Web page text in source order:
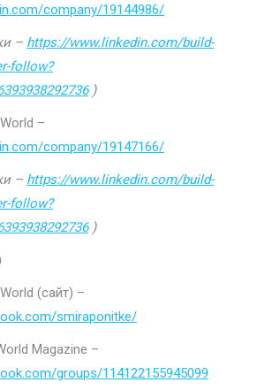
company/19144986/
– https://www.linkedin.com/build-
follow?
)
–
company/19147166/
– https://www.linkedin.com/build-
follow?
)
(сайт) –
smiraponitke/
Magazine –
groups/114122155945099